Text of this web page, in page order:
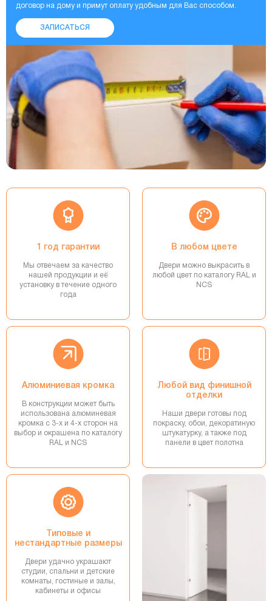
договор на дому и примут оплату удобным для Вас способом.
ЗАПИСАТЬСЯ
1 год гарантии
Мы отвечаем за качество
нашей продукции и её
установку в течение одного
года
Алюминиевая кромка
В конструкции может быть
использована алюминевая
кромка с 3-х и 4-х сторон на
выбор и окрашена по каталогу
RAL и NCS
В любом цвете
Двери можно выкрасить в
любой цвет по каталогу RAL и
NCS
Любой вид финишной
отделки
Наши двери готовы под
покраску, обои, декоратиную
штукатурку, а также под
панели в цвет полотна
Типовые и
нестандартные размеры
Двери удачно украшают
студии, спальни и детские
комнаты, гостиные и залы,
кабинеты и офисы